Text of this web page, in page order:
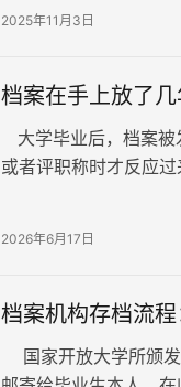
2025年11月3日
档案在手上放了几
大学毕业后，档案被
或者评职称时才反应
2026年6月17日
档案机构存档流
国家开放大学所颁发